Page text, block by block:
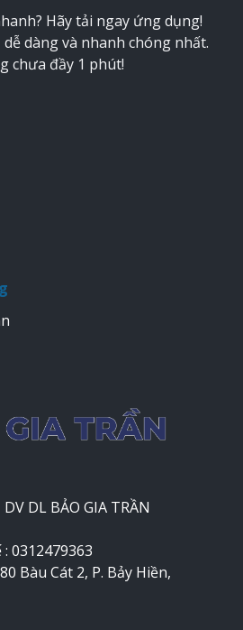
Hãy tải ngay ứng dụng!
dàng và nhanh chóng nhất.
chưa đầy 1 phút!
DL BẢO GIA TRẦN
0312479363
Bàu Cát 2, P. Bảy Hiền,